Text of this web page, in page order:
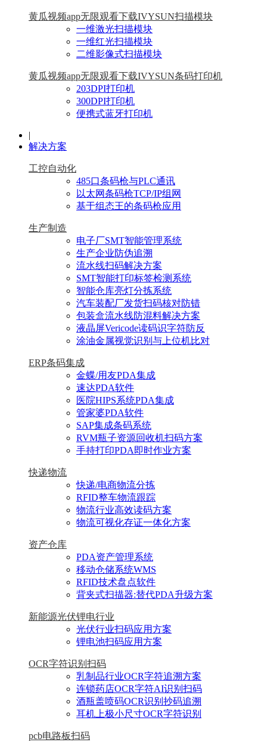
黄瓜视频app无限观看下载IVYSUN扫描模块
一维激光扫描模块
一维红光扫描模块
二维影像式扫描模块
黄瓜视频app无限观看下载IVYSUN条码打印机
203DPI打印机
300DPI打印机
便携式蓝牙打印机
|
解决方案
工控自动化
485口条码枪与PLC通讯
以太网条码枪TCP/IP组网
基于组态王的条码枪应用
生产制造
电子厂SMT智能管理系统
生产企业防伪追溯
流水线扫码解决方案
SMT智能打印标签检测系统
智能仓库亮灯分拣系统
汽车装配厂发货扫码核对防错
包装盒流水线防混料解决方案
液晶屏Vericode读码识字符防反
涂油金属视觉识别与上位机比对
ERP条码集成
金蝶/用友PDA集成
速达PDA软件
医院HIPS系统PDA集成
管家婆PDA软件
SAP集成条码系统
RVM瓶子资源回收机扫码方案
手持打印PDA即时作业方案
快递物流
快递/电商物流分拣
RFID整车物流跟踪
物流行业高效读码方案
物流可视化存证一体化方案
资产仓库
PDA资产管理系统
移动仓储系统WMS
RFID技术盘点软件
背夹式扫描器:替代PDA升级方案
新能源光伏锂电行业
光伏行业扫码应用方案
锂电池扫码应用方案
OCR字符识别扫码
乳制品行业OCR字符追溯方案
连锁药店OCR字符AI识别扫码
酒瓶盖喷码OCR识别抄码追溯
耳机上极小尺寸OCR字符识别
pcb电路板扫码